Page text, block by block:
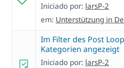
Iniciado por: larsP-2
em: Unterstützung in
Im Filter des Post
Kategorien angezeigt
Iniciado por: larsP-2